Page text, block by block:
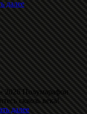
далее:
Даблполлинг
на
лыжероллерах
памяти
С.
Воробьёва
2026
2026 Полумарафон
сквозь века!
далее: